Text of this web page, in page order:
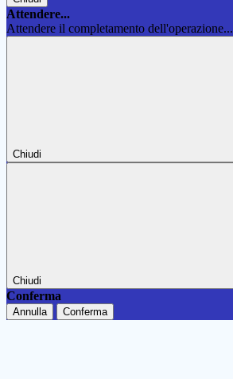
Attendere...
Attendere il completamento dell'operazione...
Chiudi
Chiudi
Conferma
Annulla Conferma